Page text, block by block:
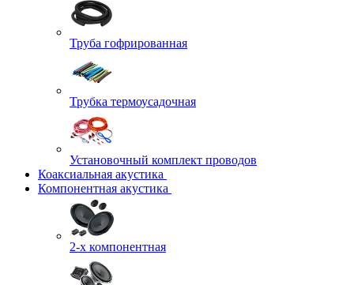
Труба гофрированная
Трубка термоусадочная
Установочный комплект проводов
Коаксиальная акустика
Компонентная акустика
2-х компонентная